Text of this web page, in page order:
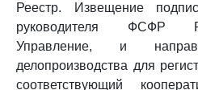
Реестр. Извещение
руководителя ФСФР
Управление, и
делопроизводства для
соответствующий